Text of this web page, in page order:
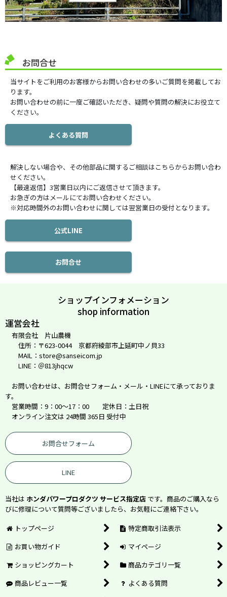
お問合せ
当サイトをご利用のお客様からお問い合わせの多いご質問を掲載してお
ります。
お問い合わせの前に一度ご確認いただき、疑問や質問の解決にお役立て
ください。
よくある質問
解決しない場合や、その他部品に関するご相談はこちらからお問い合わ
せください。
【最速返信】3営業日以内にご返信させて頂きます。
お急ぎの方はメールにてお問い合わせください。
※対応時間外のお問い合わせに関しては翌営業日の受付となります。
公式LINE
お問合せ
ショップインフォメーション
shop information
運営会社
有限会社 片山農機
住所：〒623-0044 京都府綾部市上延町中ノ貝33
MAIL：store@sanseicom.jp
LINE：＠813jhqcw
お問い合わせは、お問合せフォーム・メール・LINEにて承っておりま
す。
営業時間：9：00～17：00 定休日：土日祝
オンライン注文は 24時間 365日 受付中
お問合せフォーム
LINE
当社は ホンダパワープロダクツ サービス指定店 です。商品のご購入なら
びに修理について質問等ございましたら、お気軽にご連絡下さい。
トップページ
特定商取引法表示
お買い物ガイド
マイページ
ショッピングカート
商品カテゴリ一覧
商品レビュー一覧
よくある質問